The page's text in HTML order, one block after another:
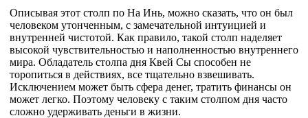
Описывая этот столп по На Инь, можно сказать, что он был
человеком утонченным, с замечательной интуицией и
внутренней чистотой. Как правило, такой столп наделяет
высокой чувствительностью и наполненностью внутреннего
мира. Обладатель столпа дня Квей Сы способен не
торопиться в действиях, все тщательно взвешивать.
Исключением может быть сфера денег, тратить финансы он
может легко. Поэтому человеку с таким столпом дня часто
сложно удерживать деньги в жизни.